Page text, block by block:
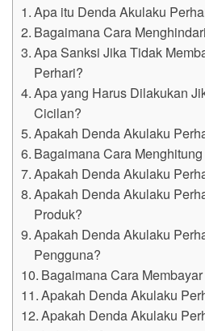
Apa itu Denda Akulaku
Bagaimana Cara
Apa Sanksi Jika Tidak
Perhari?
Apa yang Harus Dilakukan
Cicilan?
Apakah Denda Akulaku
Bagaimana Cara
Apakah Denda Akulaku
Apakah Denda Akulaku
Produk?
Apakah Denda Akulaku
Pengguna?
Bagaimana Cara
Apakah Denda Akulaku
Apakah Denda Akulaku